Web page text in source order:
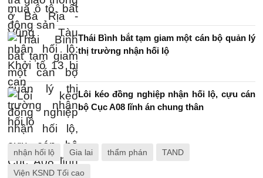
Thái Bình bắt tạm giam một cán bộ quản lý
thị trường nhận hối lộ
Lôi kéo đồng nghiệp nhận hối lộ, cựu cán
bộ Cục A08 lĩnh án chung thân
nhận hối lộ Gia lai thẩm phán TAND
Viện KSND Tối cao